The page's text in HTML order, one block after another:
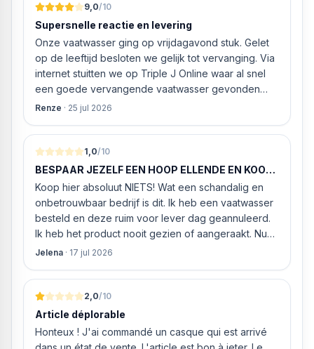
9,0/10
Supersnelle reactie en levering
Onze vaatwasser ging op vrijdagavond stuk. Gelet
op de leeftijd besloten we gelijk tot vervanging. Via
internet stuitten we op Triple J Online waar al snel
een goede vervangende vaatwasser gevonden
werd. ‘s Ochtends even gebeld met de
geïnstalleerd kan worden. Dit bleek het geval tegen
alleszins concurrente prijzen. De vriendelijke
medewerker gaf aan dat, als we gelijk via de
website gingen bestellen en betalen, hij z’n best
ging doen om ‘s middags nog te leveren. Het
bleken geen loze woorden: om 16.00 uur werd de
Neff vaatwasser geleverd en ver
Renze · 25 jul 2026
1,0/10
BESPAAR JEZELF EEN HOOP ELLENDE EN KOOP
HIER NIETS!
Koop hier absoluut NIETS! Wat een schandalig en
onbetrouwbaar bedrijf is dit. Ik heb een vaatwasser
besteld en deze ruim voor lever dag geannuleerd.
Ik heb het product nooit gezien of aangeraakt. Nu
weigeren ze gewoon om mijn geld volledig terug te
van MIJN geld inhouden!
Jelena · 17 jul 2026
2,0/10
Article déplorable
Honteux ! J'ai commandé un casque qui est arrivé